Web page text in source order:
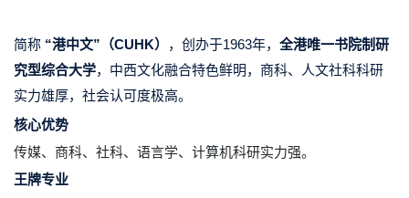
简称 “港中文”（CUHK） ，创办于1963年， 全港唯一书院制研
究型综合大学，中西文化融合特色鲜明，商科、人文社科科研
实力雄厚，社会认可度极高。
核心优势
传媒、商科、社科、语言学、计算机科研实力强。
王牌专业